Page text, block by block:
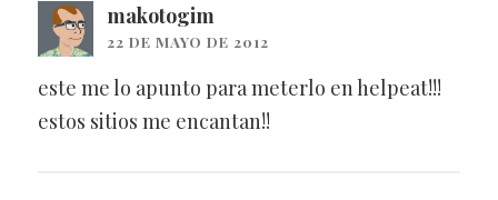
makotogim
22 DE MAYO DE 2012
este me lo apunto para meterlo en helpeat!!!
estos sitios me encantan!!